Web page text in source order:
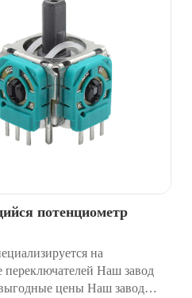
потенциометр
на
переключателей Наш завод
цены Наш завод